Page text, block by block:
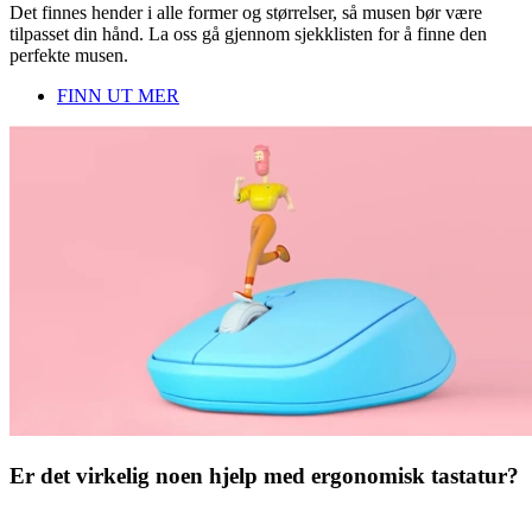
Det finnes hender i alle former og størrelser, så musen bør være
tilpasset din hånd. La oss gå gjennom sjekklisten for å finne den
perfekte musen.
FINN UT MER
Er det virkelig noen hjelp med ergonomisk tastatur?